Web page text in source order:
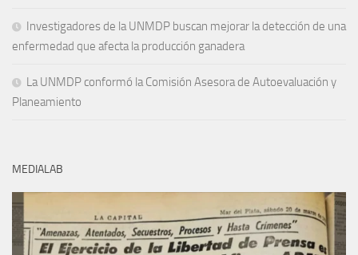
Investigadores de la UNMDP buscan mejorar la detección de una
enfermedad que afecta la producción ganadera
La UNMDP conformó la Comisión Asesora de Autoevaluación y
Planeamiento
MEDIALAB